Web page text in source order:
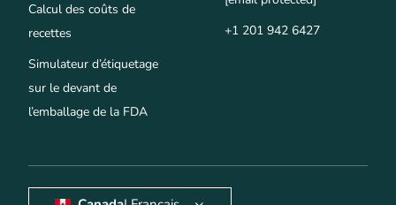
Calcul des coûts de
recettes
Simulateur d’étiquetage
sur le devant de
l’emballage de la FDA
+1 201 942 6427